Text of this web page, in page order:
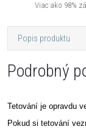
Viac ako 98%
Popis produktu
Podrobný
Tetování je opravdu
Pokud si tetování